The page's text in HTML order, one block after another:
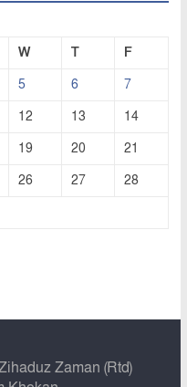
W T
F
5 6
7
12 13
14
19 20
21
26 27
28
Zaman (Rtd)